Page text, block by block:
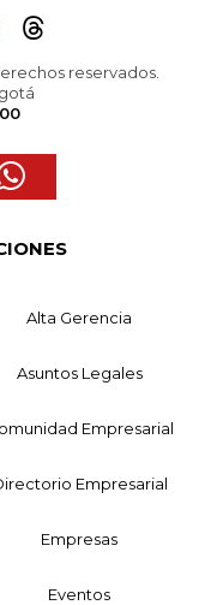
reservados.
Alta Gerencia
Asuntos Legales
Empresarial
Empresarial
Empresas
Eventos